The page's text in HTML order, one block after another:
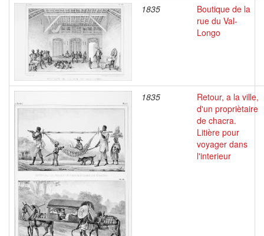
1835
Boutique de la
rue du Val-
Longo
1835
Retour, a la ville,
d'un propriètaire
de chacra.
Litière pour
voyager dans
l'interieur